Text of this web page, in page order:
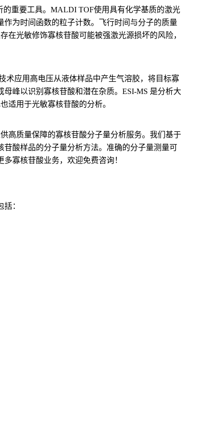
重要工具。MALDI TOF使用具有化学基质的激光
为时间函数的粒子计数。飞行时间与分子的质量
光敏修饰寡核苷酸可能被强激光源损坏的风险，
术应用高电压从液体样品中产生气溶胶，将目标寡
峰以识别寡核苷酸和潜在杂质。ESI-MS 是分析大
适用于光敏寡核苷酸的分析。
高质量保障的寡核苷酸分子量分析服务。我们基于
酸样品的分子量分析方法。准确的分子量测量可
寡核苷酸业务，欢迎免费咨询！
：